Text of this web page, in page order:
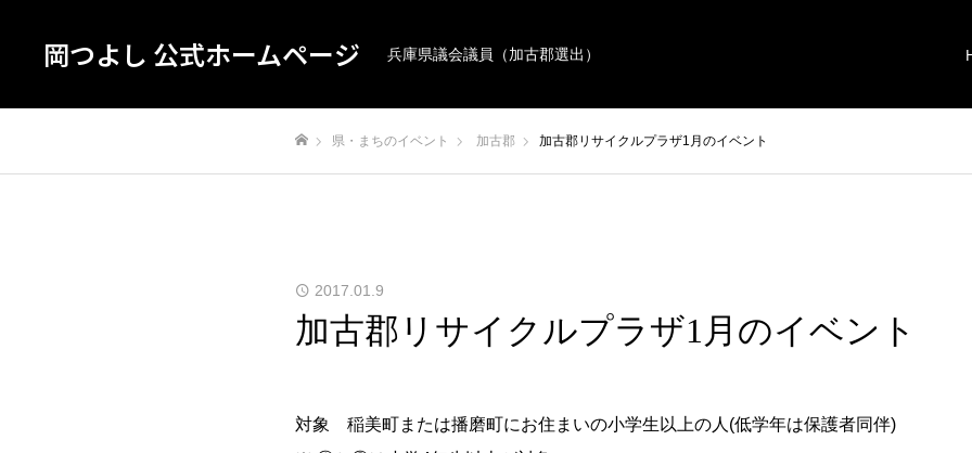
岡つよし 公式ホームページ 兵庫県議会議員（加古郡選出）
県・まちのイベント 加古郡 加古郡リサイクルプラザ1月のイベント
2017.01.9
加古郡リサイクルプラザ1月のイベント
対象 稲美町または播磨町にお住まいの小学生以上の人(低学年は保護者同伴)